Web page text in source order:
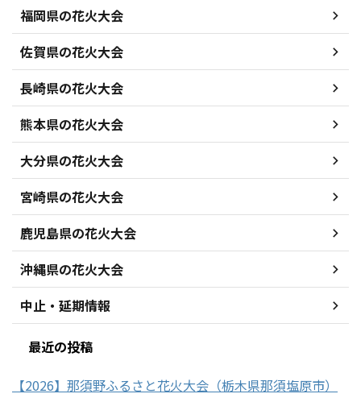
福岡県の花火大会
佐賀県の花火大会
長崎県の花火大会
熊本県の花火大会
大分県の花火大会
宮崎県の花火大会
鹿児島県の花火大会
沖縄県の花火大会
中止・延期情報
最近の投稿
【2026】那須野ふるさと花火大会（栃木県那須塩原市）